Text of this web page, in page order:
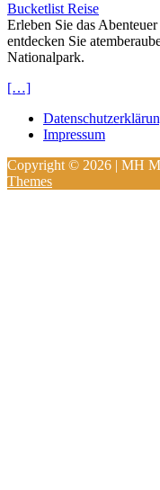
Bucketlist Reise
Erleben Sie das
entdecken Sie
Nationalpark.
[…]
Impressum
Copyright © 2026 | MH
Themes